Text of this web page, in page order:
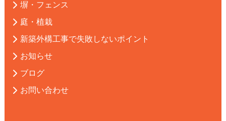
塀・フェンス
庭・植栽
新築外構工事で失敗しないポイント
お知らせ
ブログ
お問い合わせ